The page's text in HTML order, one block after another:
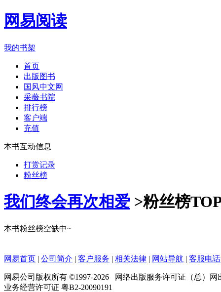
网易阅读
我的书架
首页
出版图书
国风中文网
采薇书院
排行榜
客户端
充值
本书互动信息
打赏记录
粉丝榜
我们终会再次相爱 >粉丝榜
本书粉丝榜空缺中~
网易首页 | 公司简介 | 客户服务 | 相关法律 | 网站导航 | 客服电话
网易公司版权所有 ©1997-2026 网络出版服务许可证（总）网
业务经营许可证 粤B2-20090191